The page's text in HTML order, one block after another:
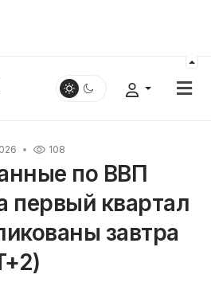
108
по ВВП
первый квартал
завтра